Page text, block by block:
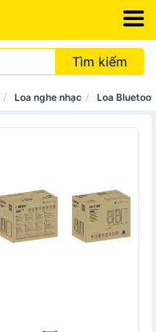
Tìm kiếm
Loa nghe nhạc Loa